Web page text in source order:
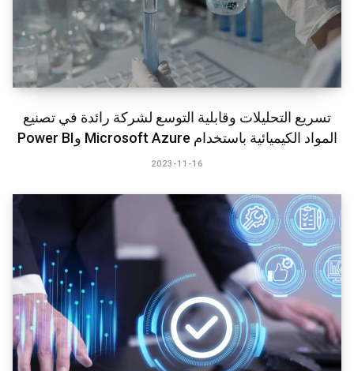
تسريع التحليلات وقابلية التوسع لشركة رائدة في تصنيع
المواد الكيميائية باستخدام Microsoft Azure وPower BI​
2023-11-16